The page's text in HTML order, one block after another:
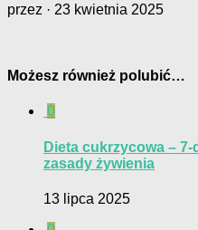
przez · 23 kwietnia 2025
Możesz również polubić…
0
Dieta cukrzycowa –
zasady żywienia
13 lipca 2025